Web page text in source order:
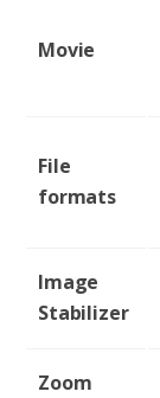
Movie
File
formats
Image
Stabilizer
Zoom